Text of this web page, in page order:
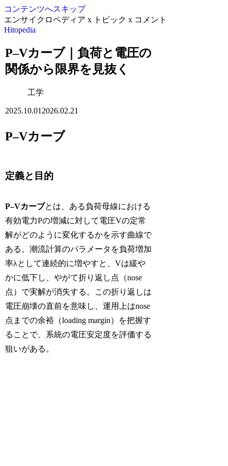
コンテンツへスキップ
エンサイクロペディア x トピック x コメント
Hitopedia
P–Vカーブ｜負荷と電圧の
関係から限界を見抜く
工学
2025.10.01 2026.02.21
P–Vカーブ
定義と目的
P–Vカーブとは、ある負荷母線における
有効電力Pの増減に対して電圧Vの定常
解がどのように変化するかを示す曲線で
ある。潮流計算のパラメータを負荷増加
率λとして連続的に増やすと、Vは緩や
かに低下し、やがて折り返し点（nose
点）で実解が消失する。この折り返しは
電圧崩壊の直前を意味し、運用上はnose
点までの余裕（loading margin）を把握す
ることで、系統の電圧安定度を評価する
狙いがある。